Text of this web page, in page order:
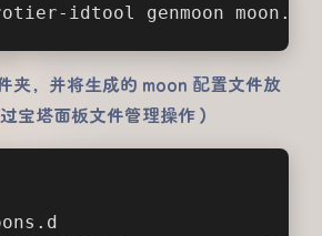
idtool genmoon
夹，并将生成的 moon 配置文件放
宝塔面板文件管理操作）